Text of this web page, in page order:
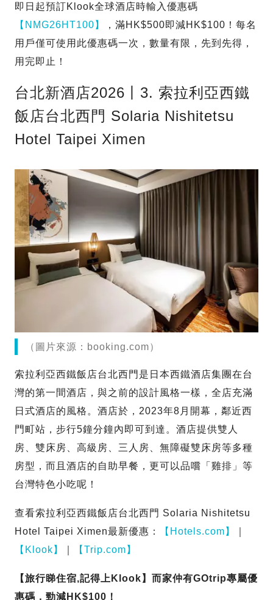
即日起預訂Klook全球酒店時輸入優惠碼
【NMG26HT100】
，滿HK$500即減HK$100！每名
用戶僅可使用此優惠碼一次，數量有限，先到先得，
用完即止！
台北新酒店2026丨3. 索拉利亞西鐵
飯店台北西門 Solaria Nishitetsu
Hotel Taipei Ximen
（圖片來源：booking.com）
索拉利亞西鐵飯店台北西門是日本西鐵酒店集團在台
灣的第一間酒店，與之前的設計風格一樣，全店充滿
日式酒店的風格。酒店於，2023年8月開幕，鄰近西
門町站，步行5鐘分鐘內即可到達。酒店提供雙人
房、雙床房、高級房、三人房、無障礙雙床房等多種
房型，而且酒店的自助早餐，更可以品嚐「雞排」等
台灣特色小吃呢！
查看索拉利亞西鐵飯店台北西門 Solaria Nishitetsu
Hotel Taipei Ximen最新優惠：
【Hotels.com】
【Klook】
【Trip.com】
【旅行睇住宿,記得上Klook】而家仲有GOtrip專屬優
惠碼，勁減HK$100！